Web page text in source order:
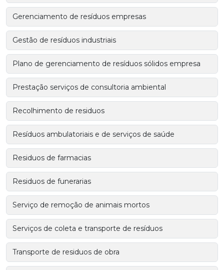
Gerenciamento de resíduos empresas
Gestão de resíduos industriais
Plano de gerenciamento de resíduos sólidos empresa
Prestação serviços de consultoria ambiental
Recolhimento de residuos
Resíduos ambulatoriais e de serviços de saúde
Residuos de farmacias
Residuos de funerarias
Serviço de remoção de animais mortos
Serviços de coleta e transporte de resíduos
Transporte de residuos de obra